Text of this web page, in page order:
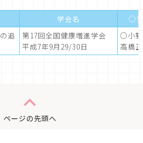
学会名
○
追
第17回全国健康増進学会
平成7年9月29/30日
○小
高橋
expand_less
ページの先頭へ